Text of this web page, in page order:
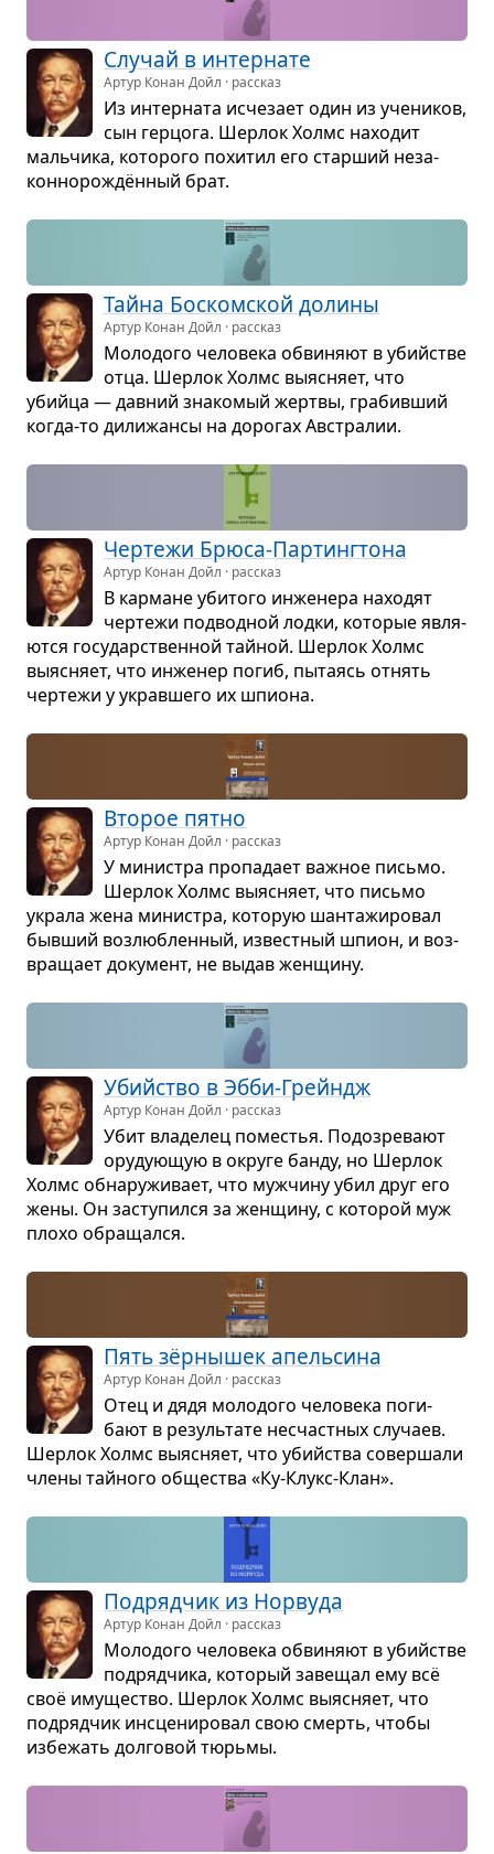
Слу­чай в интер­нате
Артур Конан Дойл · рассказ
Из интер­ната исче­зает один из уче­ни­ков,
сын гер­цога. Шер­лок Холмс нахо­дит
маль­чика, кото­рого похи­тил его стар­ший неза­
кон­но­ро­ждён­ный брат.
Тайна Боском­ской долины
Артур Конан Дойл · рассказ
Моло­дого чело­века обви­няют в убийстве
отца. Шер­лок Холмс выяс­няет, что
убийца — дав­ний зна­ко­мый жертвы, гра­бив­ший
когда-то дили­жансы на доро­гах Австра­лии.
Чер­тежи Брюса-Пар­тинг­тона
Артур Конан Дойл · рассказ
В кар­мане уби­того инже­нера нахо­дят
чер­тежи под­вод­ной лодки, кото­рые явля­
ются госу­дар­ствен­ной тай­ной. Шер­лок Холмс
выяс­няет, что инже­нер погиб, пыта­ясь отнять
чер­тежи у украв­шего их шпи­она.
Вто­рое пятно
Артур Конан Дойл · рассказ
У мини­стра про­па­дает важ­ное письмо.
Шер­лок Холмс выяс­няет, что письмо
украла жена мини­стра, кото­рую шан­та­жи­ро­вал
быв­ший воз­люб­лен­ный, извест­ный шпион, и воз­
вра­щает доку­мент, не выдав жен­щину.
Убийство в Эбби-Грейндж
Артур Конан Дойл · рассказ
Убит вла­де­лец поме­стья. Подо­зре­вают
ору­ду­ю­щую в округе банду, но Шер­лок
Холмс обна­ру­жи­вает, что муж­чину убил друг его
жены. Он засту­пился за жен­щину, с кото­рой муж
плохо обра­щался.
Пять зёр­ны­шек апель­сина
Артур Конан Дойл · рассказ
Отец и дядя моло­дого чело­века поги­
бают в резуль­тате несчаст­ных слу­чаев.
Шер­лок Холмс выяс­няет, что убийства совер­шали
члены тайного обще­ства «Ку-Клукс-Клан».
Под­ряд­чик из Нор­вуда
Артур Конан Дойл · рассказ
Моло­дого чело­века обви­няют в убийстве
под­ряд­чика, кото­рый заве­щал ему всё
своё иму­ще­ство. Шер­лок Холмс выяс­няет, что
под­ряд­чик инсце­ни­ро­вал свою смерть, чтобы
избе­жать дол­го­вой тюрьмы.